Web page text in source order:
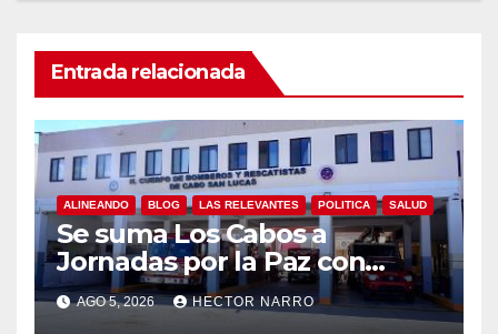
Entrada relacionada
ALINEANDO BLOG LAS RELEVANTES POLITICA SALUD
Se suma Los Cabos a
Jornadas por la Paz con
capacitación en primeros
auxilios para jóvenes
AGO 5, 2026 HECTOR NARRO